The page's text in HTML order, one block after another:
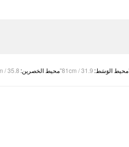
محيط الوَسَط:
81cm / 31.9" محيط الخصرين:
/ 35.8"